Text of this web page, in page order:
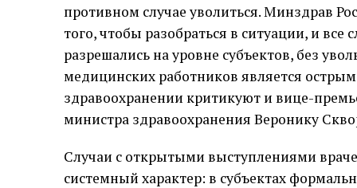
противном случае уволиться. Минздрав
того, чтобы разобраться в ситуации, и
разрешались на уровне субъектов, без
медицинских работников является
здравоохранении критикуют и вице-
министра здравоохранения Веронику
Случаи с открытыми выступлениями
системный характер: в субъектах